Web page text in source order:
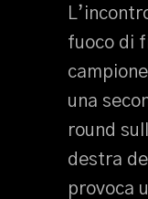
fuoco di
una
round
destra
provoca